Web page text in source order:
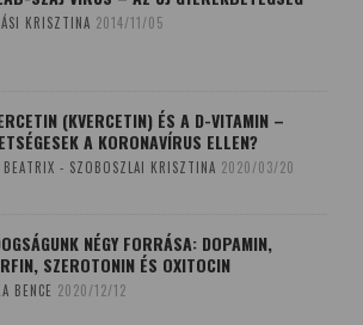
KRISZTINA 2014/11/05
(KVERCETIN) ÉS A D-VITAMIN –
A KORONAVÍRUS ELLEN?
BEATRIX - SZOBOSZLAI KRISZTINA 2020/03/20
NÉGY FORRÁSA: DOPAMIN,
SZEROTONIN ÉS OXITOCIN
BENCE 2020/12/12